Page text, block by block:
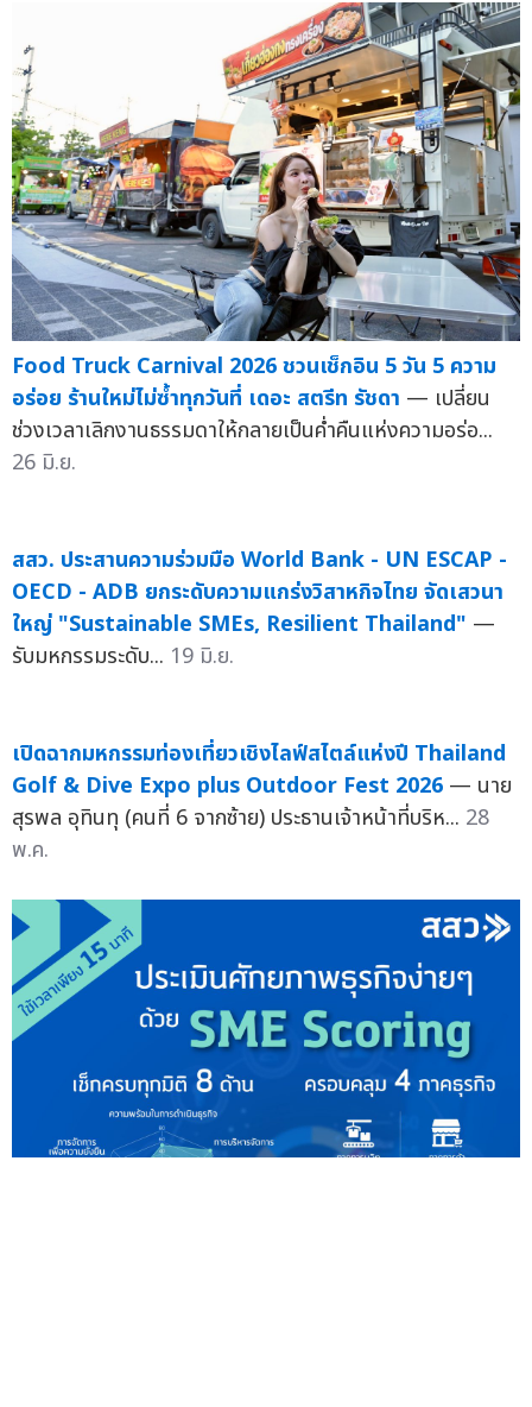
Food Truck Carnival 2026 ชวนเช็กอิน 5 วัน 5 ความ
อร่อย ร้านใหม่ไม่ซ้ำทุกวันที่ เดอะ สตรีท รัชดา — เปลี่ยน
ช่วงเวลาเลิกงานธรรมดาให้กลายเป็นค่ำคืนแห่งความอร่อ...
26 มิ.ย.
สสว. ประสานความร่วมมือ World Bank - UN ESCAP -
OECD - ADB ยกระดับความแกร่งวิสาหกิจไทย จัดเสวนา
ใหญ่ "Sustainable SMEs, Resilient Thailand" —
รับมหกรรมระดับ... 19 มิ.ย.
เปิดฉากมหกรรมท่องเที่ยวเชิงไลฟ์สไตล์แห่งปี Thailand
Golf & Dive Expo plus Outdoor Fest 2026 — นาย
สุรพล อุทินทุ (คนที่ 6 จากซ้าย) ประธานเจ้าหน้าที่บริห... 28
พ.ค.